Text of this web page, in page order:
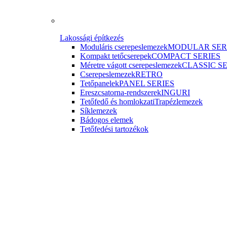
Lakossági építkezés
Moduláris cserepeslemezekMODULAR
Kompakt tetőcserepekCOMPACT SERIES
Méretre vágott cserepeslemezekCLASSIC
CserepeslemezekRETRO
TetőpanelekPANEL SERIES
Ereszcsatorna-rendszerekINGURI
Tetőfedő és homlokzatiTrapézlemezek
Síklemezek
Bádogos elemek
Tetőfedési tartozékok